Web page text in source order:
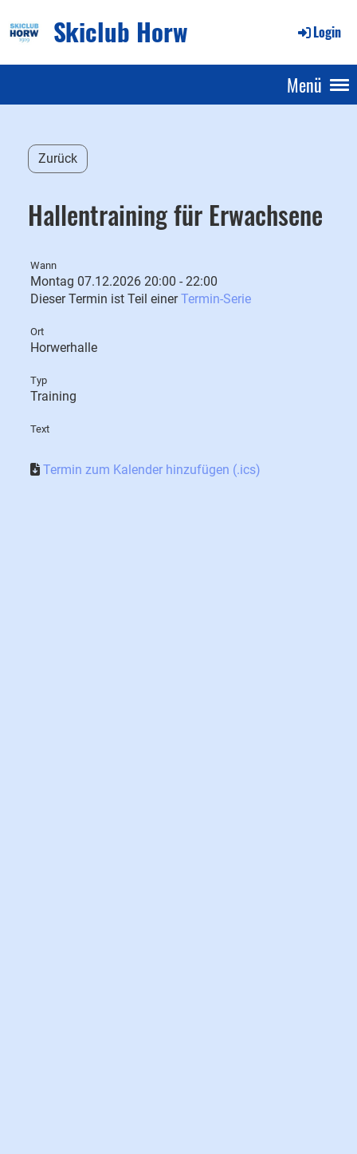
Skiclub Horw Login
Menü
Zurück
Hallentraining für Erwachsene
Wann
Montag 07.12.2026 20:00 - 22:00
Dieser Termin ist Teil einerTermin-Serie
Ort
Horwerhalle
Typ
Training
Text
Termin zum Kalender hinzufügen (.ics)